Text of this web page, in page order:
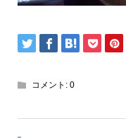
コメント: 0